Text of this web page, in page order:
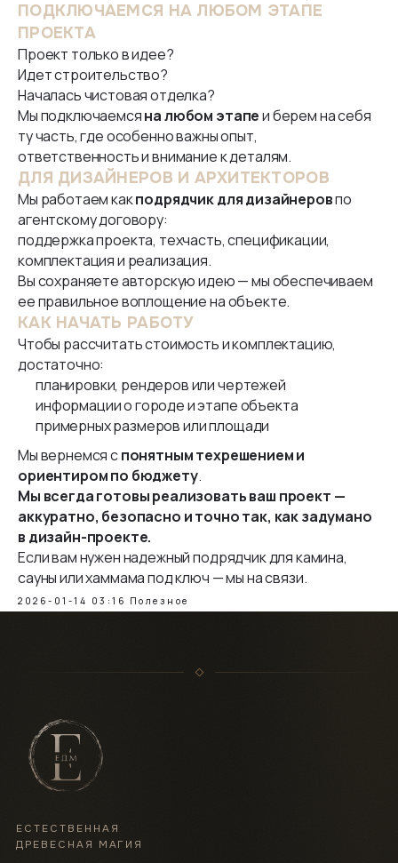
ПОДКЛЮЧАЕМСЯ НА ЛЮБОМ ЭТАПЕ
ПРОЕКТА
Проект только в идее?
Идет строительство?
Началась чистовая отделка?
Мы подключаемсяна любом этапеи берем на себя
ту часть, где особенно важны опыт,
ответственность и внимание к деталям.
ДЛЯ ДИЗАЙНЕРОВ И АРХИТЕКТОРОВ
Мы работаем какподрядчик для дизайнеровпо
агентскому договору:
поддержка проекта, техчасть, спецификации,
комплектация и реализация.
Вы сохраняете авторскую идею — мы обеспечиваем
ее правильное воплощение на объекте.
КАК НАЧАТЬ РАБОТУ
Чтобы рассчитать стоимость и комплектацию,
достаточно:
планировки, рендеров или чертежей
информации о городе и этапе объекта
примерных размеров или площади
Мы вернемся спонятным техрешением и
ориентиром по бюджету.
Мы всегда готовы реализовать ваш проект —
аккуратно, безопасно и точно так, как задумано
в дизайн-проекте.
Если вам нужен надежный подрядчик для камина,
сауны или хаммама под ключ — мы на связи.
2026-01-14 03:16 Полезное
ЕСТЕСТВЕННАЯ
ДРЕВЕСНАЯ МАГИЯ